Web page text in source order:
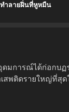
ำลายฝิ่นที่หูหมืน
การณ์ได้ก่อกบฏ
สพติดรายใหญ่ที่สุด